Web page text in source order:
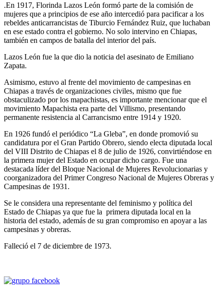
.En 1917, Florinda Lazos León formó parte de la comisión de
mujeres que a principios de ese año intercedió para pacificar a los
rebeldes anticarrancistas de Tiburcio Fernández Ruiz, que luchaban
en ese estado contra el gobierno. No solo intervino en Chiapas,
también en campos de batalla del interior del país.​
Lazos León fue la que dio la noticia del asesinato de Emiliano
Zapata.
Asimismo, estuvo al frente del movimiento de campesinas en
Chiapas a través de organizaciones civiles, mismo que fue
obstaculizado por los mapachistas, es importante mencionar que el
movimiento Mapachista era parte del Villismo, presentando
permanente resistencia al Carrancismo entre 1914 y 1920.
En 1926 fundó el periódico “La Gleba”, en donde promovió su
candidatura por el Gran Partido Obrero, siendo electa diputada local
del VIII Distrito de Chiapas el 8 de julio de 1926, convirtiéndose en
la primera mujer del Estado en ocupar dicho cargo. Fue una
destacada líder del Bloque Nacional de Mujeres Revolucionarias y
coorganizadora del Primer Congreso Nacional de Mujeres Obreras y
Campesinas de 1931.
Se le considera una representante del feminismo y política del
Estado de Chiapas ya que fue la primera diputada local en la
historia del estado, además de su gran compromiso en apoyar a las
campesinas y obreras.
Falleció el 7 de diciembre de 1973.